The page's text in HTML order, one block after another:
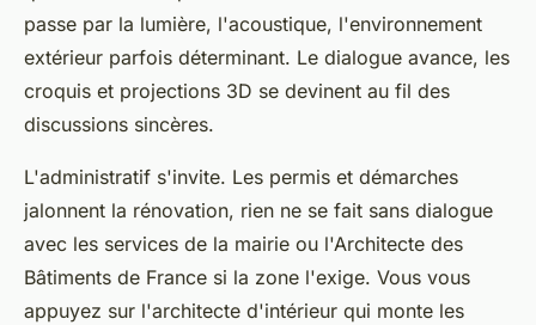
passe par la lumière, l'acoustique, l'environnement
extérieur parfois déterminant. Le dialogue avance, les
croquis et projections 3D se devinent au fil des
discussions sincères.
L'administratif s'invite. Les permis et démarches
jalonnent la rénovation, rien ne se fait sans dialogue
avec les services de la mairie ou l'Architecte des
Bâtiments de France si la zone l'exige. Vous vous
appuyez sur l'architecte d'intérieur qui monte les